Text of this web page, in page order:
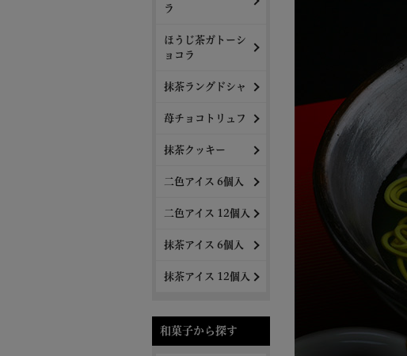
ラ
ほうじ茶ガトーシ
ョコラ
抹茶ラングドシャ
苺チョコトリュフ
抹茶クッキー
二色アイス 6個入
二色アイス 12個入
抹茶アイス 6個入
抹茶アイス 12個入
和菓子から探す